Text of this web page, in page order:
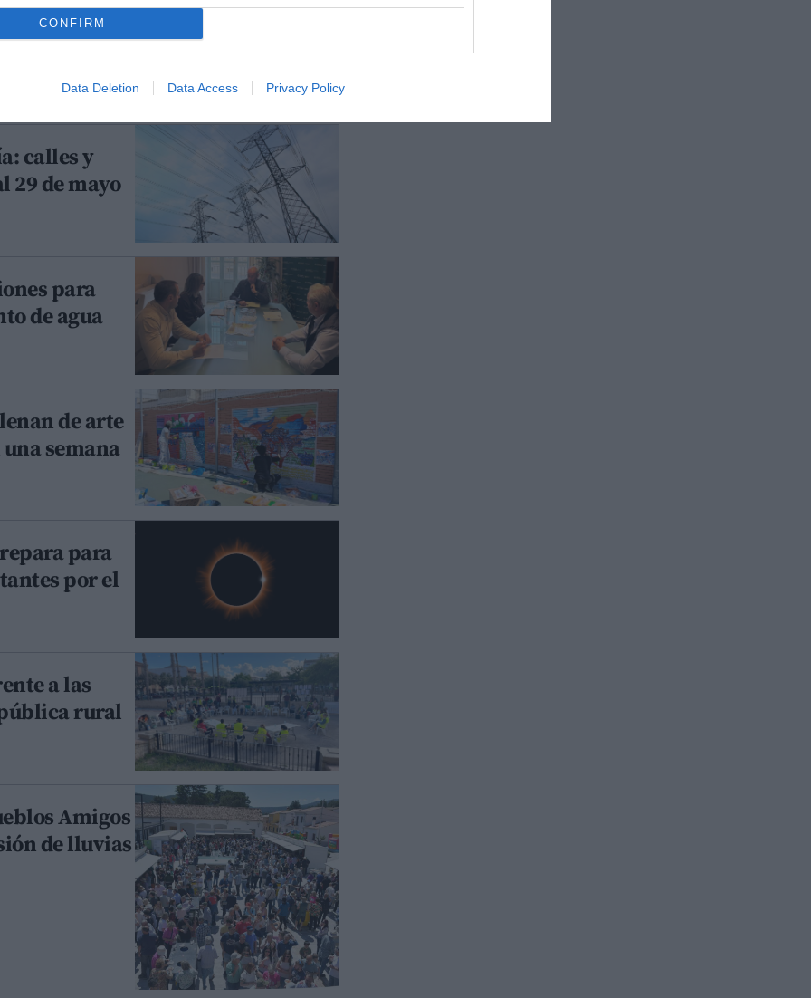
CONFIRM
Data Deletion Data Access Privacy Policy
al río
calles y
29 de mayo
para
de agua
de arte
semana
para
por el
a las
rural
Amigos
de lluvias